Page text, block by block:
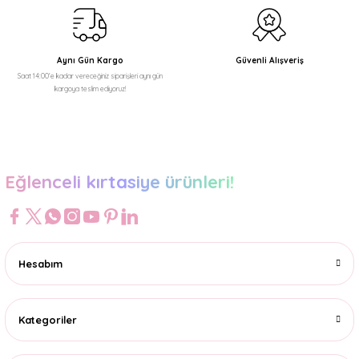
Aynı Gün Kargo
Saat 14:00'e kadar vereceğiniz siparişleri aynı gün
kargoya teslim ediyoruz!
Güvenli Alışveriş
Eğlenceli kırtasiye ürünleri!
Hesabım
Kategoriler